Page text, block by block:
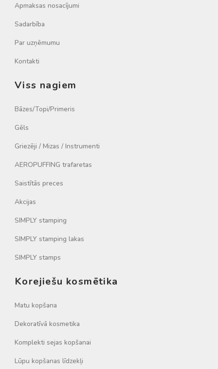
Apmaksas nosacījumi
Sadarbība
Par uzņēmumu
Kontakti
Viss nagiem
Bāzes/Topi/Primeris
Gēls
Griezēji / Mizas / Instrumenti
AEROPUFFING trafaretas
Saistītās preces
Akcijas
SIMPLY stamping
SIMPLY stamping lakas
SIMPLY stamps
Korejiešu kosmētika
Matu kopšana
Dekoratīvā kosmetika
Komplekti sejas kopšanai
Lūpu kopšanas līdzekļi